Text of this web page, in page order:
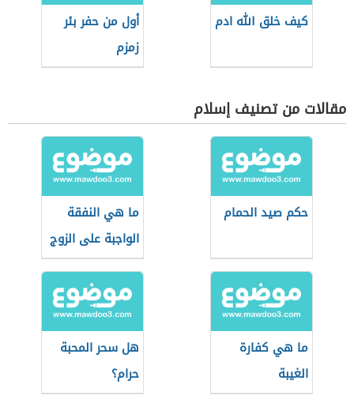
كيف خلق الله ادم
أول من حفر بئر
زمزم
مقالات من تصنيف إسلام
حكم صيد الحمام
ما هي النفقة
الواجبة على الزوج
ما هي كفارة
الغيبة
هل سحر المحبة
حرام؟